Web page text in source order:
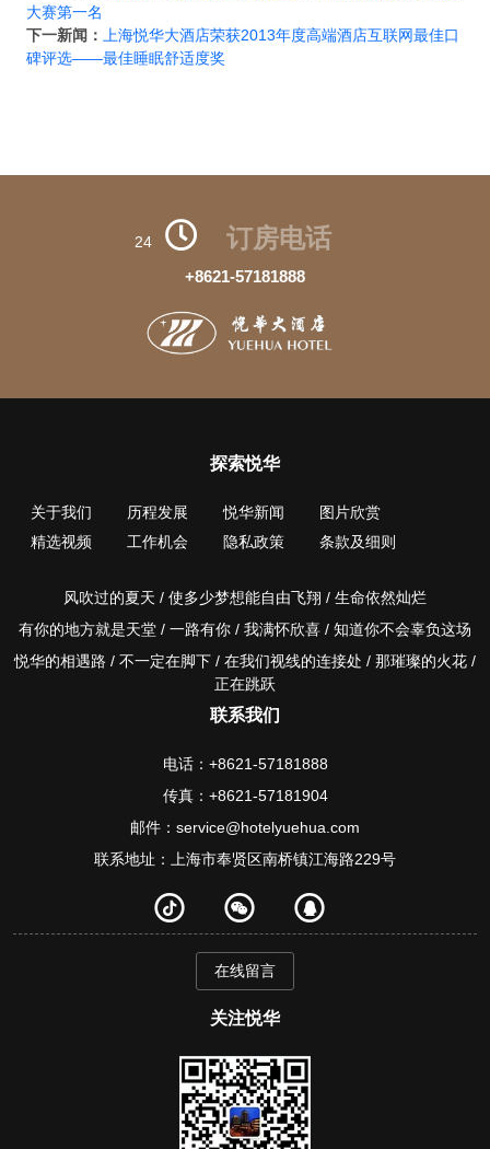
大赛第一名
下一新闻： 上海悦华大酒店荣获2013年度高端酒店互联网最佳口
碑评选——最佳睡眠舒适度奖
24 订房电话
+8621-57181888
探索悦华
关于我们 历程发展 悦华新闻
图片欣赏
精选视频
工作机会 隐私政策 条款及细则
风吹过的夏天 / 使多少梦想能自由飞翔 / 生命依然灿烂
有你的地方就是天堂 / 一路有你 / 我满怀欣喜 / 知道你不会辜负这场
悦华的相遇路 / 不一定在脚下 / 在我们视线的连接处 / 那璀璨的火花 /
正在跳跃
联系我们
电话：+8621-57181888
传真：+8621-57181904
邮件：service@hotelyuehua.com
联系地址：上海市奉贤区南桥镇江海路229号
在线留言
关注悦华